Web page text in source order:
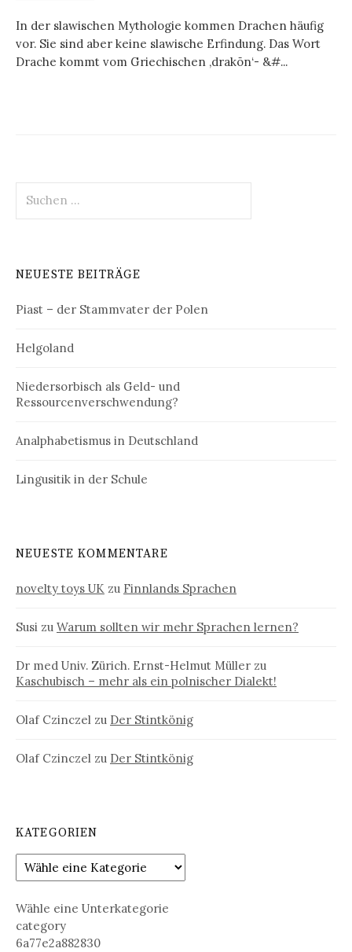
In der slawischen Mythologie kommen Drachen häufig
vor. Sie sind aber keine slawische Erfindung. Das Wort
Drache kommt vom Griechischen ‚drakōn‘- &#...
nach:
NEUESTE BEITRÄGE
Piast – der Stammvater der Polen
Helgoland
Niedersorbisch als Geld- und
Ressourcenverschwendung?
Analphabetismus in Deutschland
Lingusitik in der Schule
NEUESTE KOMMENTARE
novelty toys UK zu Finnlands Sprachen
Susi zu Warum sollten wir mehr Sprachen lernen?
Dr med Univ. Zürich. Ernst-Helmut Müller zu
Kaschubisch – mehr als ein polnischer Dialekt!
Olaf Czinczel zu Der Stintkönig
Olaf Czinczel zu Der Stintkönig
KATEGORIEN
Wähle eine Unterkategorie
category
6a77e2a882830